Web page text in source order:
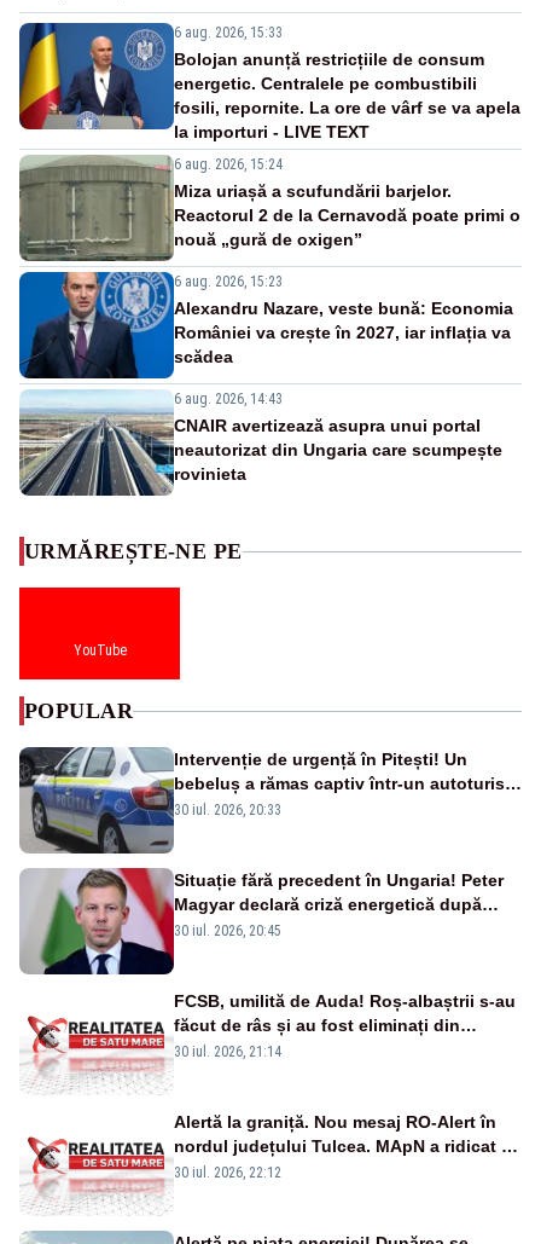
6 aug. 2026, 15:33
Bolojan anunță restricțiile de consum
energetic. Centralele pe combustibili
fosili, repornite. La ore de vârf se va apela
la importuri - LIVE TEXT
6 aug. 2026, 15:24
Miza uriașă a scufundării barjelor.
Reactorul 2 de la Cernavodă poate primi o
nouă „gură de oxigen”
6 aug. 2026, 15:23
Alexandru Nazare, veste bună: Economia
României va crește în 2027, iar inflația va
scădea
6 aug. 2026, 14:43
CNAIR avertizează asupra unui portal
neautorizat din Ungaria care scumpește
rovinieta
URMĂREȘTE-NE PE
YouTube
POPULAR
Intervenție de urgență în Pitești! Un
bebeluș a rămas captiv într-un autoturism
din cauza unei defecțiuni
30 iul. 2026, 20:33
Situație fără precedent în Ungaria! Peter
Magyar declară criză energetică după
oprirea centralei de la Paks
30 iul. 2026, 20:45
FCSB, umilită de Auda! Roș-albaștrii s-au
făcut de râs și au fost eliminați din
Conference League
30 iul. 2026, 21:14
Alertă la graniță. Nou mesaj RO-Alert în
nordul județului Tulcea. MApN a ridicat de
la sol două avioane F-16
30 iul. 2026, 22:12